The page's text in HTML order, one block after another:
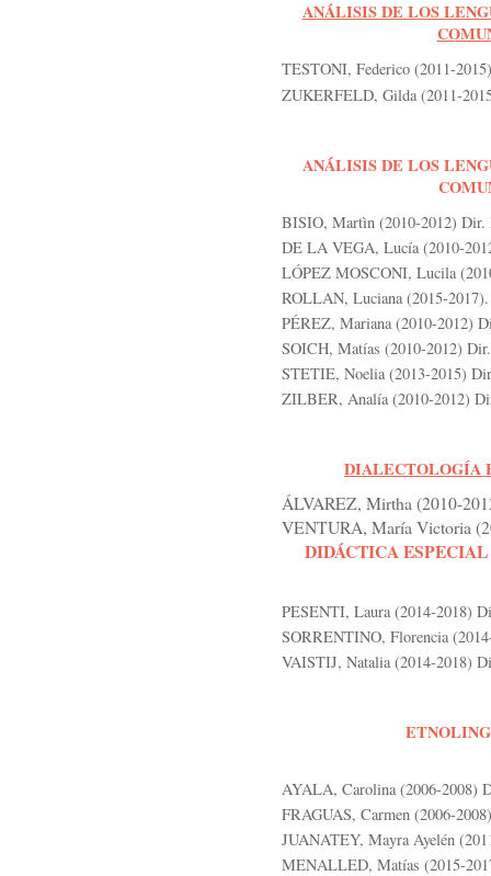
ANÁLISIS DE LOS
TESTONI, Federico (2011-
ZUKERFELD, Gilda (2011-
ANÁLISIS DE LOS
BISIO, Martìn (2010-2012) Dir.
DE LA VEGA, Lucía (2010-
LÓPEZ MOSCONI, Lucila
ROLLAN, Luciana (2015-
PÉREZ, Mariana (2010-2012)
SOICH, Matías (2010-2012)
STETIE, Noelia (2013-2015)
ZILBER, Analía (2010-2012)
DIALECTOLOGÍA
ÁLVAREZ, Mirtha (2010-
VENTURA, María Victoria
DIDÁCTICA
PESENTI, Laura (2014-2018)
SORRENTINO, Florencia
VAISTIJ, Natalia (2014-2018)
AYALA, Carolina (2006-2008)
FRAGUAS, Carmen (2006-
JUANATEY, Mayra Ayelén
MENALLED, Matías (2015-